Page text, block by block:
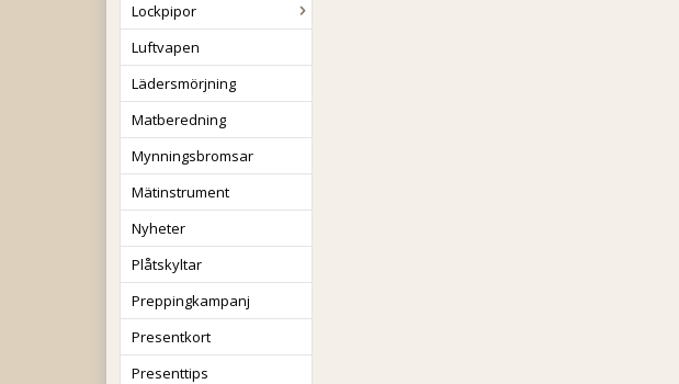
Lockpipor
Luftvapen
Lädersmörjning
Matberedning
Mynningsbromsar
Mätinstrument
Nyheter
Plåtskyltar
Preppingkampanj
Presentkort
Presenttips